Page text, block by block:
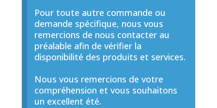
Pour toute autre commande ou
demande spécifique, nous vous
remercions de nous contacter au
préalable afin de vérifier la
disponibilité des produits et services.
Nous vous remercions de votre
compréhension et vous souhaitons
un excellent été.